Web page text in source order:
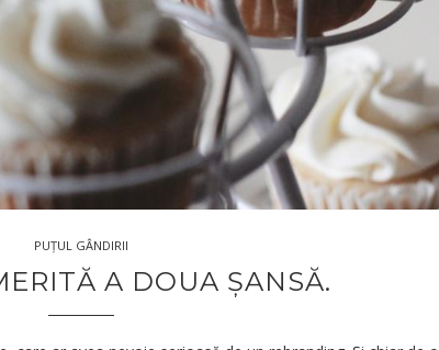
PUȚUL GÂNDIRII
A DOUA ȘANSĂ.
FINANCIAR...
27.Mar.2019